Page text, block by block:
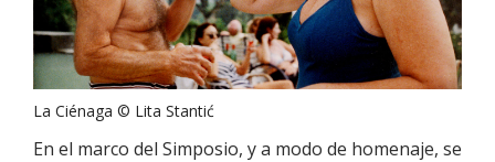
La Ciénaga © Lita Stantić
En el marco del Simposio, y a modo de homenaje, se